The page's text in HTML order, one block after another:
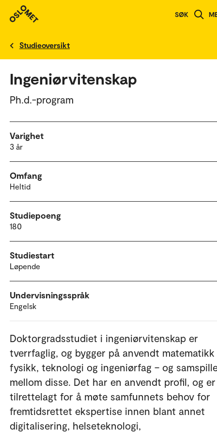
SØK
English version
Studieoversikt
Ingeniørvitenskap
Ph.d.-program
Varighet
3 år
Omfang
Heltid
Studiepoeng
180
Studiestart
Løpende
Undervisningsspråk
Engelsk
Doktorgradsstudiet i ingeniørvitenskap er
tverrfaglig, og bygger på anvendt matematikk
fysikk, teknologi og ingeniørfag – og
mellom disse. Det har en anvendt profil, og er
tilrettelagt for å møte samfunnets behov for
fremtidsrettet ekspertise innen blant annet
digitalisering, helseteknologi,